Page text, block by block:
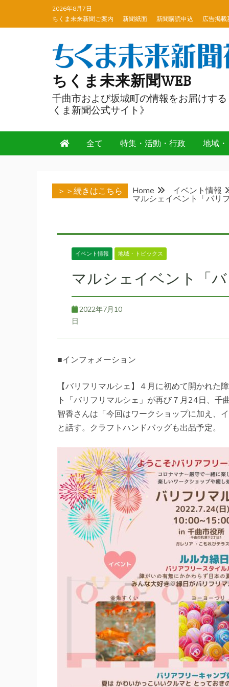
2026年8月7日
ちくま未来新聞ご案内
新聞紙面 新聞購読申込 広告掲載
ちくま未来新聞WEB
千曲市および坂城町の情報をお届けす
くま新聞公式サイト》
全て 特集・活動・行政 地域
＞＞続きはこちら Home
イベント情報
マルシェイベント「バ
イベント情報 地域・トピックス
マルシェイベント「
2022年7月10
日
■インフォメーション
【バリフリマルシェ】４月に初めて開かれ
ト「バリフリマルシェ」が再び７月24日、
智香さんは「今回はワークショップに加え、
と話す。クラフトハンドバッグも出品予定。